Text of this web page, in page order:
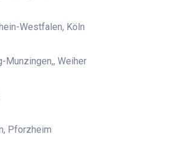
Westfalen, Köln
Munzingen,, Weiher
Pforzheim